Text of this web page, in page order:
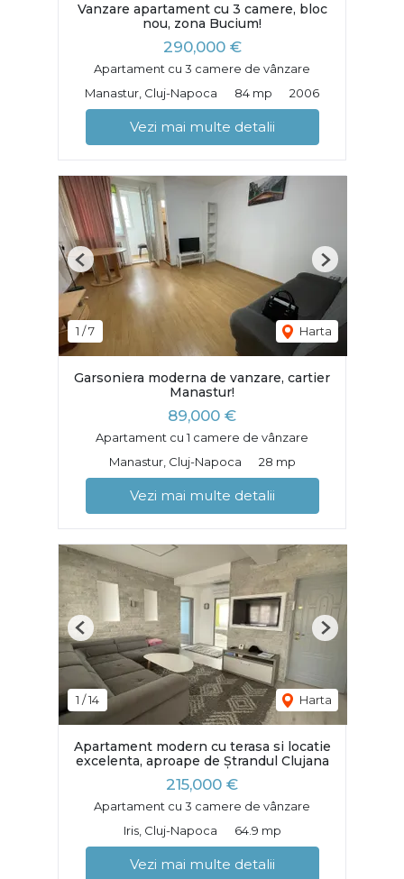
Vanzare apartament cu 3 camere, bloc
nou, zona Bucium!
290,000 €
Apartament cu 3 camere de vânzare
Manastur, Cluj-Napoca
84 mp 2006
Vezi mai multe detalii
1 /7 Harta
Previous Next
Garsoniera moderna de vanzare, cartier
Manastur!
89,000 €
Apartament cu 1 camere de vânzare
Manastur, Cluj-Napoca
28 mp
Vezi mai multe detalii
1 /14 Harta
Previous Next
Apartament modern cu terasa si locatie
excelenta, aproape de Ștrandul Clujana
215,000 €
Apartament cu 3 camere de vânzare
Iris, Cluj-Napoca
64.9 mp
Vezi mai multe detalii